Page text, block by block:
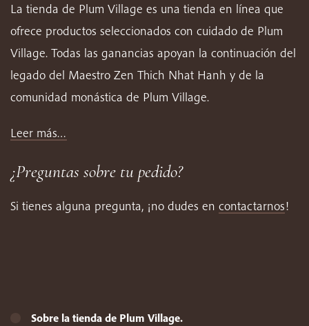
La tienda de Plum Village es una tienda en línea que
ofrece productos seleccionados con cuidado de Plum
Village. Todas las ganancias apoyan la continuación del
legado del Maestro Zen Thich Nhat Hanh y de la
comunidad monástica de Plum Village.
Leer más…
¿Preguntas sobre tu pedido?
Si tienes alguna pregunta, ¡no dudes en contactarnos!
Sobre la tienda de Plum Village.